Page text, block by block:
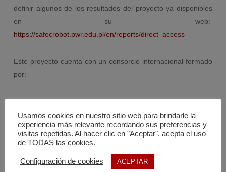
definir algunos de los resultados del proyecto ya disponibles
en su web:
https://safecrobot.pwr.edu.pl/en/reports/direct_access
Este proyecto cuenta con un consorcio internacional formado
por:
Kimdong)
Asociación Empresarial de Investigación Centro
Tecnológico del Mármol, Piedra y Materiales (España)
Politechnika Wroclawska (Poland)
Bildungszentren des Baugewerbes EV (Germany)
Usamos cookies en nuestro sitio web para brindarle la
experiencia más relevante recordando sus preferencias y
visitas repetidas. Al hacer clic en "Aceptar", acepta el uso
de TODAS las cookies.
Configuración de cookies ACEPTAR